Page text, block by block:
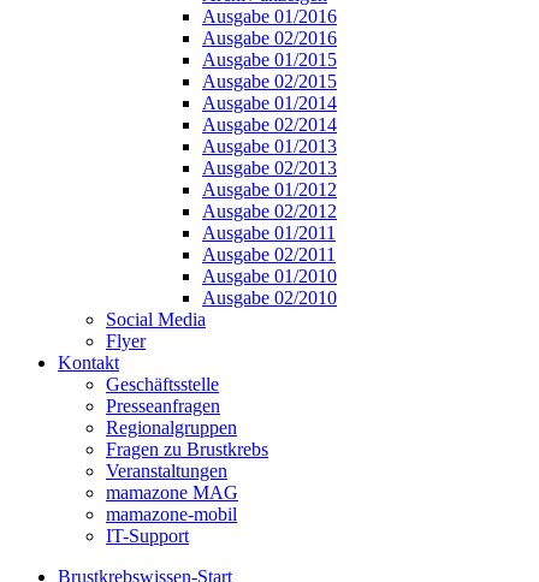
Ausgabe 01/2016
Ausgabe 02/2016
Ausgabe 01/2015
Ausgabe 02/2015
Ausgabe 01/2014
Ausgabe 02/2014
Ausgabe 01/2013
Ausgabe 02/2013
Ausgabe 01/2012
Ausgabe 02/2012
Ausgabe 01/2011
Ausgabe 02/2011
Ausgabe 01/2010
Ausgabe 02/2010
Social Media
Flyer
Kontakt
Geschäftsstelle
Presseanfragen
Regionalgruppen
Fragen zu Brustkrebs
Veranstaltungen
mamazone MAG
mamazone-mobil
IT-Support
Brustkrebswissen-Start